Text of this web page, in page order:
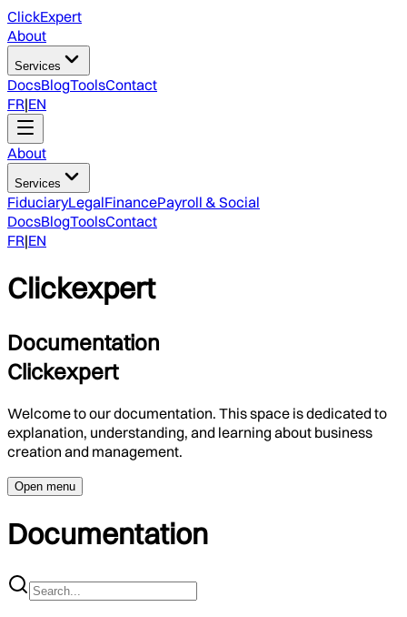
ClickExpert
About
Services
DocsBlogToolsContact
FR|EN
About
Services
FiduciaryLegalFinancePayroll & Social
DocsBlogToolsContact
FR|EN
Clickexpert
Documentation
Clickexpert
Welcome to our documentation. This space is dedicated to
explanation, understanding, and learning about business
creation and management.
Open menu
Documentation